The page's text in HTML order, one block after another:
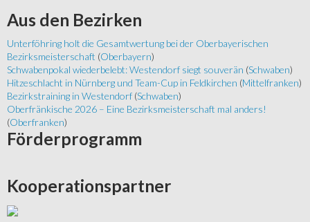
Aus den Bezirken
Unterföhring holt die Gesamtwertung bei der Oberbayerischen
Bezirksmeisterschaft (Oberbayern)
Schwabenpokal wiederbelebt: Westendorf siegt souverän (Schwaben)
Hitzeschlacht in Nürnberg und Team-Cup in Feldkirchen (Mittelfranken)
Bezirkstraining in Westendorf (Schwaben)
Oberfränkische 2026 – Eine Bezirksmeisterschaft mal anders!
(Oberfranken)
Förderprogramm
Kooperationspartner